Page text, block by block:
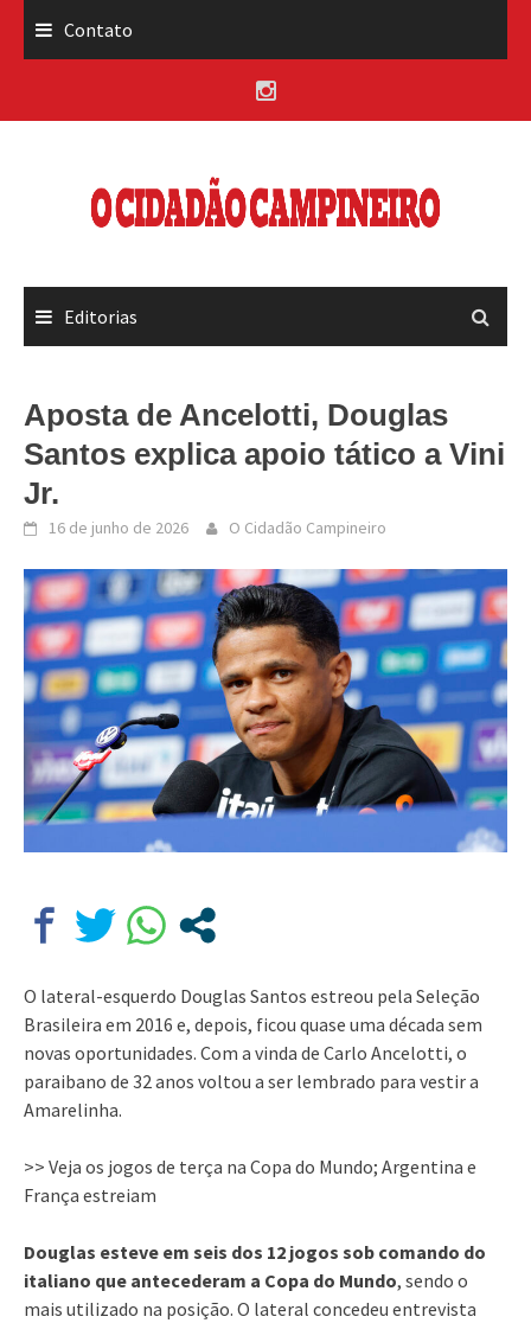
Contato
Editorias
Aposta de Ancelotti, Douglas
Santos explica apoio tático a Vini
Jr.
16 de junho de 2026 O Cidadão Campineiro
O lateral-esquerdo Douglas Santos estreou pela Seleção
Brasileira em 2016 e, depois, ficou quase uma década sem
novas oportunidades. Com a vinda de Carlo Ancelotti, o
paraibano de 32 anos voltou a ser lembrado para vestir a
Amarelinha.
>> Veja os jogos de terça na Copa do Mundo; Argentina e
França estreiam
Douglas esteve em seis dos 12 jogos sob comando do
italiano que antecederam a Copa do Mundo, sendo o
mais utilizado na posição. O lateral concedeu entrevista